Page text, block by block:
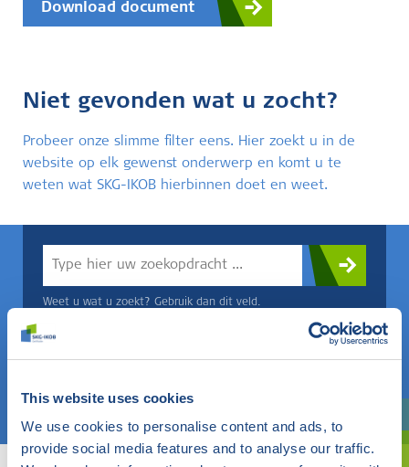
This website uses cookies
We use cookies to personalise content and ads, to
provide social media features and to analyse our traffic.
Download document
Niet gevonden wat u zocht?
Probeer onze slimme filter eens. Hier zoekt u in de
website op elk gewenst onderwerp en komt u te
weten wat SKG-IKOB hierbinnen doet en weet.
Weet u wat u zoekt? Gebruik dan dit veld.
Kies een onderwerp
Bent u oriënterend? Gebruik dan onze filter.